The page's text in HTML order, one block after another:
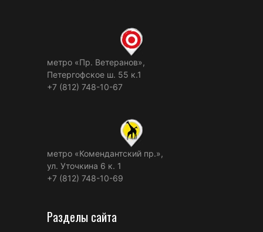
метро «Пр. Ветеранов»,
Петергофское ш. 55 к.1
+7 (812) 748-10-67
метро «Комендантский пр.»,
ул. Уточкина 6 к. 1
+7 (812) 748-10-69
Разделы сайта